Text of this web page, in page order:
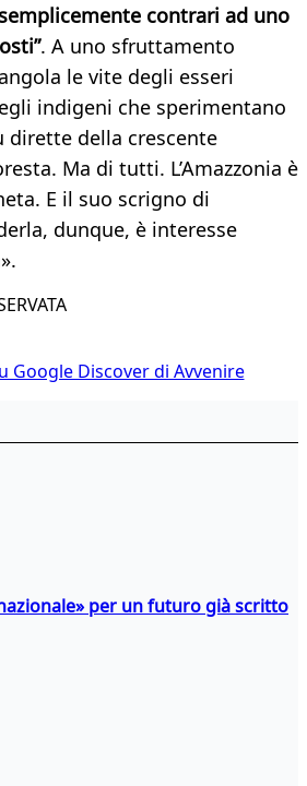
contrari ad uno
. A uno sfruttamento
le vite degli esseri
indigeni che sperimentano
dirette della crescente
Ma di tutti. L’Amazzonia è
E il suo scrigno di
dunque, è interesse
Google Discover di Avvenire
per un futuro già scritto